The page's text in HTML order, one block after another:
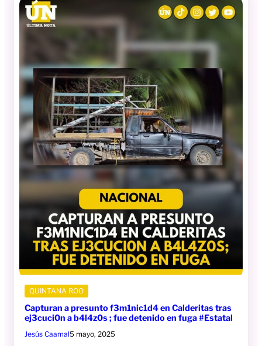
QUINTANA ROO
Capturan a presunto f3m1nic1d4 en Calderitas tras
ej3cuci0n a b4l4z0s ; fue detenido en fuga #Estatal
Jesús Caamal5 mayo, 2025